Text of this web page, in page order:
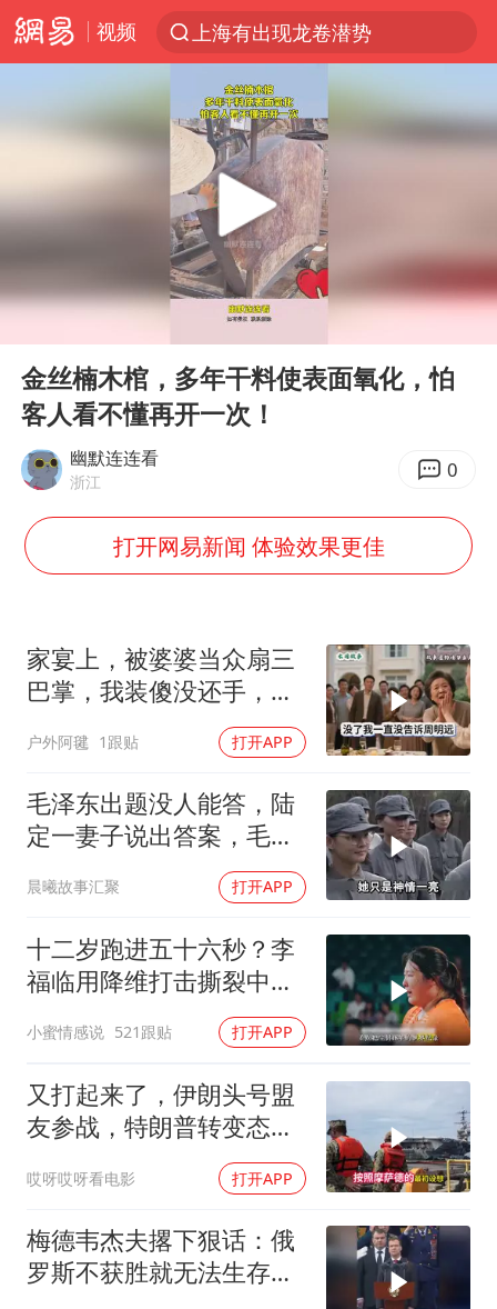
视频
上海有出现龙卷潜势
王传君 《披荆斩棘》
国足U17与阿森纳决赛取消 并列冠军
上门女婿出轨女邻居多年被判重婚罪
2025年小学教师减少13.19万
上海大部迎大暴雨
《龙餐馆》 冲奖
以军士兵把枪口对准中国记者
笔试第一被劝弃考涉事副校长被撤职
白海豚5次眼壁置换
构建更高水平的全民健身公共服务体系
Play
金丝楠木棺，多年干料使表面氧化，怕
客人看不懂再开一次！
幽默连连看
浙江 0
打开网易新闻 体验效果更佳
家宴上，被婆婆当众扇三
巴掌，我装傻没还手，悄
悄卖别墅搬家，8天后丈
夫全家10人被新户主请出
家门
户外阿毽 1跟贴 打开APP
毛泽东出题没人能答，陆
定一妻子说出答案，毛主
晨曦故事汇聚 打开APP
十二岁跑进五十六秒？李
福临用降维打击撕裂中国
小蜜情感说 521跟贴 打开APP
又打起来了，伊朗头号盟
友参战，特朗普转变态
度，英法德俄选边站
哎呀哎呀看电影 打开APP
梅德韦杰夫撂下狠话：俄
罗斯不获胜就无法生存，